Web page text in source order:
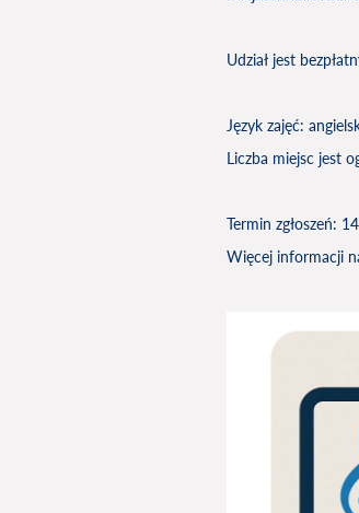
Udział jest
Język zajęć:
Liczba miejsc jest
Termin zgłoszeń:
Więcej informacji